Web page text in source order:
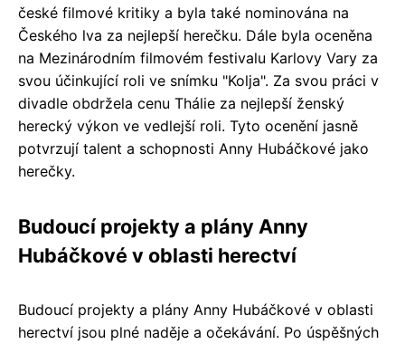
české filmové kritiky a byla také nominována na
Českého lva za nejlepší herečku. Dále byla oceněna
na Mezinárodním filmovém festivalu Karlovy Vary za
svou účinkující roli ve snímku "Kolja". Za svou práci v
divadle obdržela cenu Thálie za nejlepší ženský
herecký výkon ve vedlejší roli. Tyto ocenění jasně
potvrzují talent a schopnosti Anny Hubáčkové jako
herečky.
Budoucí projekty a plány Anny
Hubáčkové v oblasti herectví
Budoucí projekty a plány Anny Hubáčkové v oblasti
herectví jsou plné naděje a očekávání. Po úspěšných